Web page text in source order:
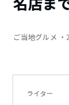
名店ま
ご当地グルメ
ライター